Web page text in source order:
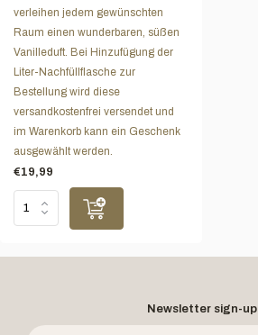
verleihen jedem gewünschten
Raum einen wunderbaren, süßen
Vanilleduft. Bei Hinzufügung der
Liter-Nachfüllflasche zur
Bestellung wird diese
versandkostenfrei versendet und
im Warenkorb kann ein Geschenk
ausgewählt werden.
€19,99
Newsletter sign-up